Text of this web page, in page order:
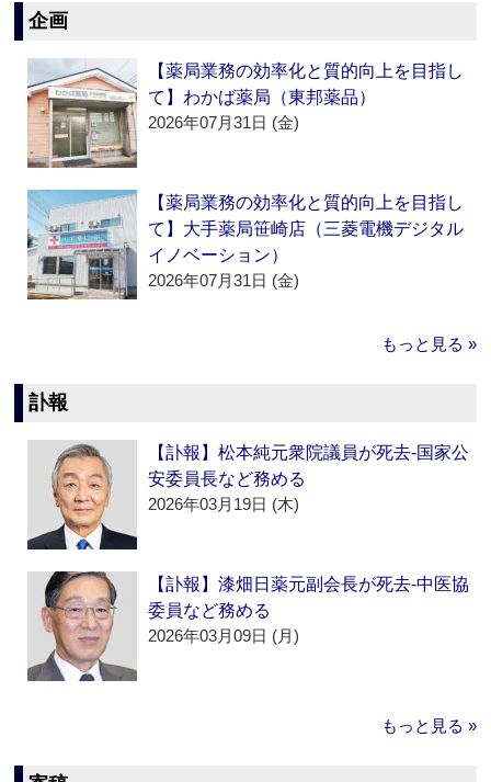
企画
【薬局業務の効率化と質的向上を目指し
て】わかば薬局（東邦薬品）
2026年07月31日 (金)
【薬局業務の効率化と質的向上を目指し
て】大手薬局笹崎店（三菱電機デジタル
イノベーション）
2026年07月31日 (金)
もっと見る »
訃報
【訃報】松本純元衆院議員が死去‐国家公
安委員長など務める
2026年03月19日 (木)
【訃報】漆畑日薬元副会長が死去‐中医協
委員など務める
2026年03月09日 (月)
もっと見る »